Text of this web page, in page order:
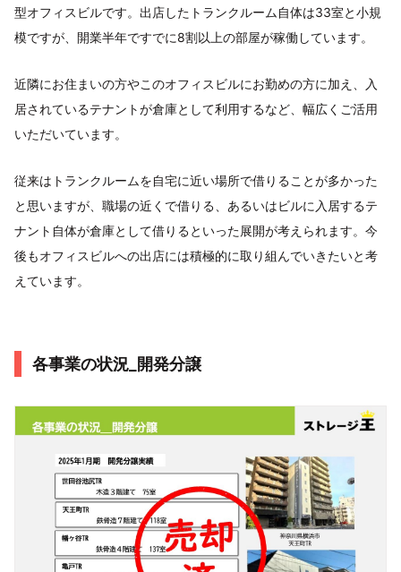
型オフィスビルです。出店したトランクルーム自体は33室と小規
模ですが、開業半年ですでに8割以上の部屋が稼働しています。
近隣にお住まいの方やこのオフィスビルにお勤めの方に加え、入
居されているテナントが倉庫として利用するなど、幅広くご活用
いただいています。
従来はトランクルームを自宅に近い場所で借りることが多かった
と思いますが、職場の近くで借りる、あるいはビルに入居するテ
ナント自体が倉庫として借りるといった展開が考えられます。今
後もオフィスビルへの出店には積極的に取り組んでいきたいと考
えています。
各事業の状況_開発分譲